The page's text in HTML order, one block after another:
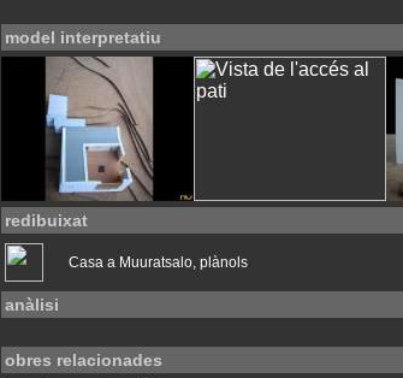
model interpretatiu
redibuixat
Casa a Muuratsalo, plànols
anàlisi
obres relacionades